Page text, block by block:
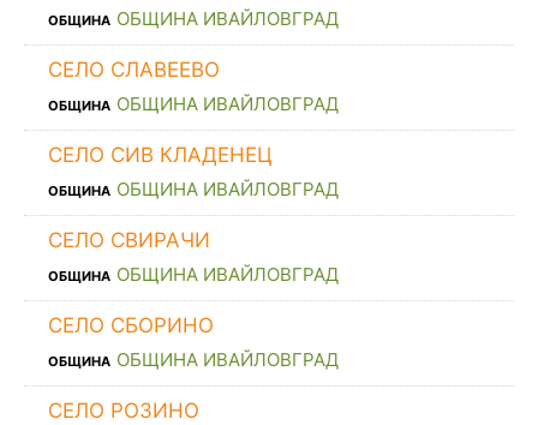
ОБЩИНА ОБЩИНА ИВАЙЛОВГРАД
СЕЛО СЛАВЕЕВО
ОБЩИНА ОБЩИНА ИВАЙЛОВГРАД
СЕЛО СИВ КЛАДЕНЕЦ
ОБЩИНА ОБЩИНА ИВАЙЛОВГРАД
СЕЛО СВИРАЧИ
ОБЩИНА ОБЩИНА ИВАЙЛОВГРАД
СЕЛО СБОРИНО
ОБЩИНА ОБЩИНА ИВАЙЛОВГРАД
СЕЛО РОЗИНО